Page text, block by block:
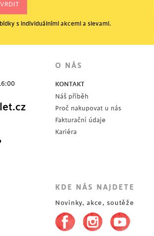
s individuálními akcemi a slevami.
O NÁS
KONTAKT
Náš příběh
Proč nakupovat u nás
Fakturační údaje
Kariéra
KDE NÁS NAJDETE
Novinky, akce, soutěže